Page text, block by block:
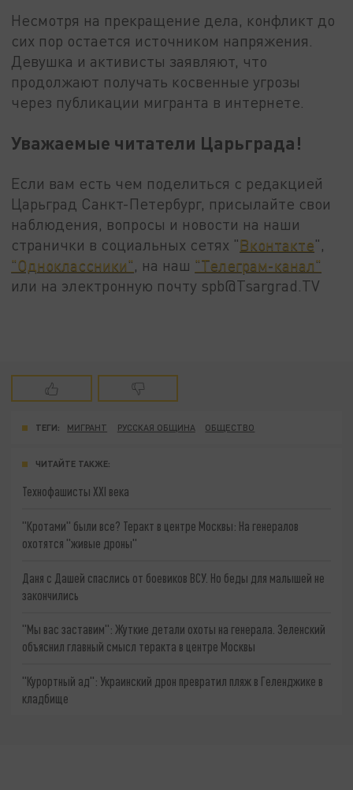
Несмотря на прекращение дела, конфликт до
сих пор остается источником напряжения.
Девушка и активисты заявляют, что
продолжают получать косвенные угрозы
через публикации мигранта в интернете.
Уважаемые читатели Царьграда!
Если вам есть чем поделиться с редакцией
Царьград Санкт-Петербург, присылайте свои
наблюдения, вопросы и новости на наши
странички в социальных сетях "Вконтакте",
"Одноклассники", на наш "Телеграм-канал"
или на электронную почту spb@Tsargrad.TV
ТЕГИ: МИГРАНТ РУССКАЯ ОБЩИНА ОБЩЕСТВО
ЧИТАЙТЕ ТАКЖЕ:
Технофашисты XXI века
"Кротами" были все? Теракт в центре Москвы: На генералов
охотятся "живые дроны"
Даня с Дашей спаслись от боевиков ВСУ. Но беды для малышей не
закончились
"Мы вас заставим": Жуткие детали охоты на генерала. Зеленский
объяснил главный смысл теракта в центре Москвы
"Курортный ад": Украинский дрон превратил пляж в Геленджике в
кладбище